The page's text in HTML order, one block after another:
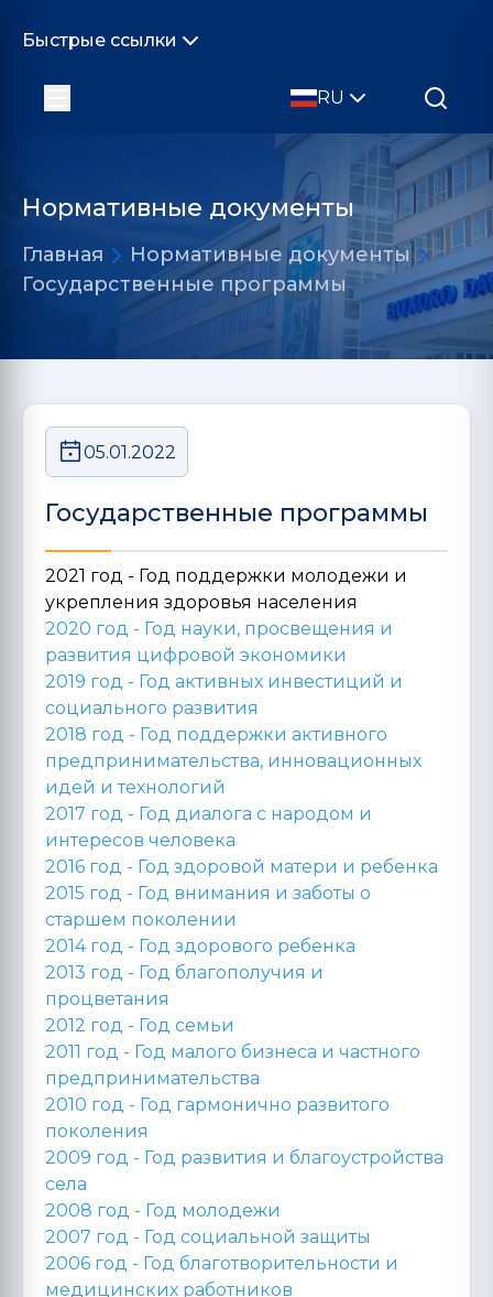
Быстрые ссылки
RU
Нормативные документы
Главная
Нормативные документы
Государственные программы
05.01.2022
Государственные программы
2021 год - Год поддержки молодежи и
укрепления здоровья населения
2020 год - Год науки, просвещения и
развития цифровой экономики
2019 год - Год активных инвестиций и
социального развития
2018 год - Год поддержки активного
предпринимательства, инновационных
идей и технологий
2017 год - Год диалога с народом и
интересов человека
2016 год - Год здоровой матери и ребенка
2015 год - Год внимания и заботы о
старшем поколении
2014 год - Год здорового ребенка
2013 год - Год благополучия и
процветания
2012 год - Год семьи
2011 год - Год малого бизнеса и частного
предпринимательства
2010 год - Год гармонично развитого
поколения
2009 год - Год развития и благоустройства
села
2008 год - Год молодежи
2007 год - Год социальной защиты
2006 год - Год благотворительности и
медицинских работников